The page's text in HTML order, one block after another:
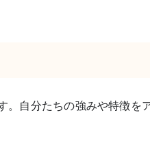
。自分たちの強みや特徴を